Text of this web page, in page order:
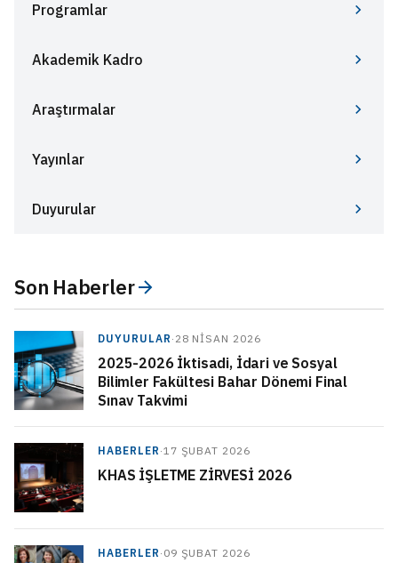
Programlar
Akademik Kadro
Araştırmalar
Yayınlar
Duyurular
Son Haberler
DUYURULAR · 28 NISAN 2026
2025-2026 İktisadi, İdari ve Sosyal
Bilimler Fakültesi Bahar Dönemi Final
Sınav Takvimi
HABERLER ·17 ŞUBAT 2026
KHAS İŞLETME ZİRVESİ 2026
HABERLER · 09 ŞUBAT 2026